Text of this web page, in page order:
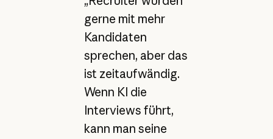
gerne mit mehr
Kandidaten
sprechen, aber das
ist zeitaufwändig.
Wenn KI die
Interviews führt,
kann man seine